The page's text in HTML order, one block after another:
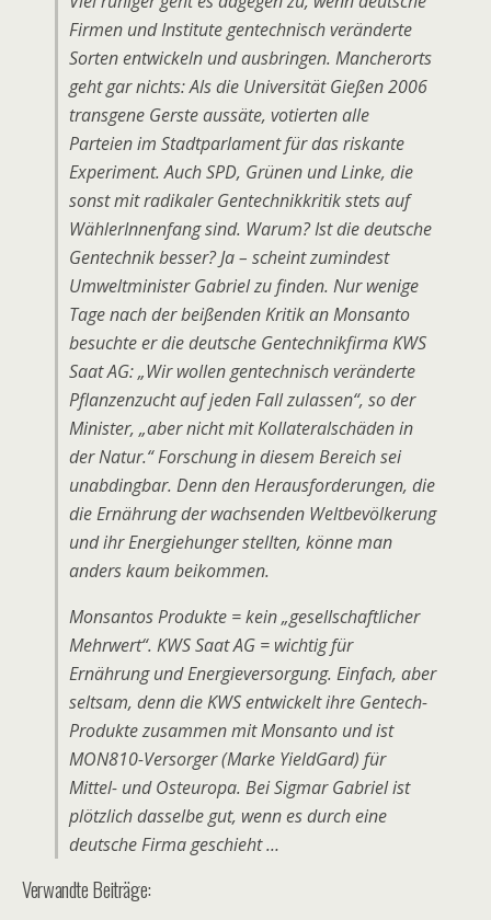
Firmen und Institute gentechnisch veränderte
Sorten entwickeln und ausbringen. Mancherorts
geht gar nichts: Als die Universität Gießen 2006
transgene Gerste aussäte, votierten alle
Parteien im Stadtparlament für das riskante
Experiment. Auch SPD, Grünen und Linke, die
sonst mit radikaler Gentechnikkritik stets auf
WählerInnenfang sind. Warum? Ist die deutsche
Gentechnik besser? Ja – scheint zumindest
Umweltminister Gabriel zu finden. Nur wenige
Tage nach der beißenden Kritik an Monsanto
besuchte er die deutsche Gentechnikfirma KWS
Saat AG: „Wir wollen gentechnisch veränderte
Pflanzenzucht auf jeden Fall zulassen“, so der
Minister, „aber nicht mit Kollateralschäden in
der Natur.“ Forschung in diesem Bereich sei
unabdingbar. Denn den Herausforderungen, die
die Ernährung der wachsenden Weltbevölkerung
und ihr Energiehunger stellten, könne man
anders kaum beikommen.
Monsantos Produkte = kein „gesellschaftlicher
Mehrwert“. KWS Saat AG = wichtig für
Ernährung und Energieversorgung. Einfach, aber
seltsam, denn die KWS entwickelt ihre Gentech-
Produkte zusammen mit Monsanto und ist
MON810-Versorger (Marke YieldGard) für
Mittel- und Osteuropa. Bei Sigmar Gabriel ist
plötzlich dasselbe gut, wenn es durch eine
deutsche Firma geschieht …
Verwandte Beiträge: